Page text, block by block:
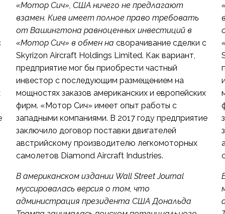
«Мотор Сич», США ничего не предлагают
взамен. Киев имеет полное право требовать
от Вашингтона равноценных инвестиций в
«Мотор Сич» в обмен на сворачивание сделки с
Skyrizon Aircraft Holdings Limited. Как вариант,
предприятие мог бы приобрести частный
инвестор с последующим размещением на
мощностях заказов американских и европейских
фирм. «Мотор Сич» имеет опыт работы с
западными компаниями. В 2017 году предприятие
заключило договор поставки двигателей
австрийскому производителю легкомоторных
самолетов Diamond Aircraft Industries.
В американском издании Wall Street Journal
муссировалась версия о том, что
администрация президента США Дональда